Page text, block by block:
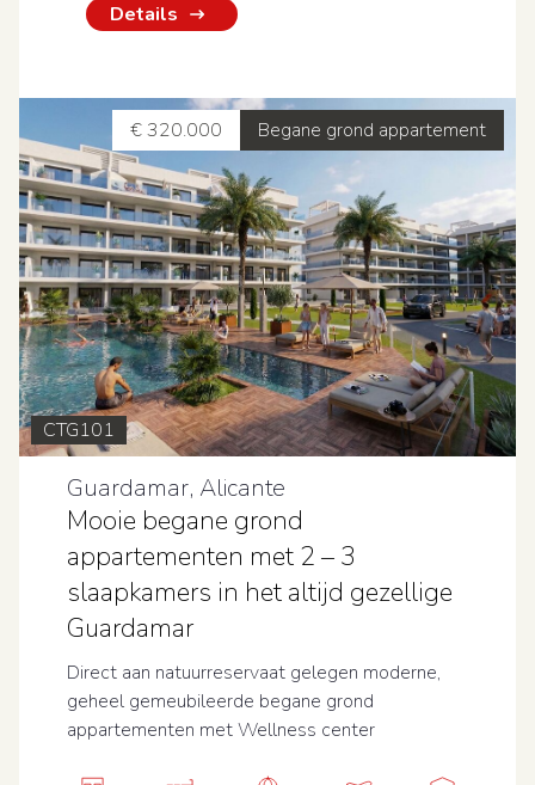
Details
Begane grond appartement
€ 320.000
CTG101
Guardamar, Alicante
Mooie begane grond
appartementen met 2 – 3
slaapkamers in het altijd gezellige
Guardamar
Direct aan natuurreservaat gelegen moderne,
geheel gemeubileerde begane grond
appartementen met Wellness center